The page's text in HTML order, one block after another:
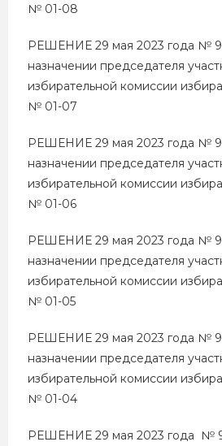
№ 01-08
РЕШЕНИЕ 29 мая 2023 года №
назначении председателя
избирательной комиссии
№ 01-07
РЕШЕНИЕ 29 мая 2023 года №
назначении председателя
избирательной комиссии
№ 01-06
РЕШЕНИЕ 29 мая 2023 года №
назначении председателя
избирательной комиссии
№ 01-05
РЕШЕНИЕ 29 мая 2023 года №
назначении председателя
избирательной комиссии
№ 01-04
РЕШЕНИЕ 29 мая 2023 года №